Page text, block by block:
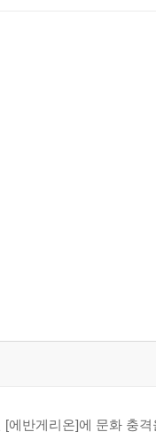
에반게리온]에 문화 충